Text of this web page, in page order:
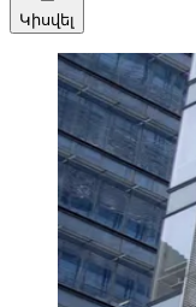
Կիսվել